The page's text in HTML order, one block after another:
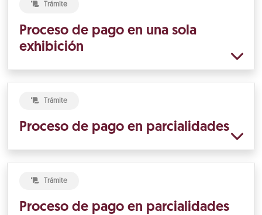
Trámite
Proceso de pago en una sola
exhibición
Trámite
Proceso de pago en parcialidades
Trámite
Proceso de pago en parcialidades